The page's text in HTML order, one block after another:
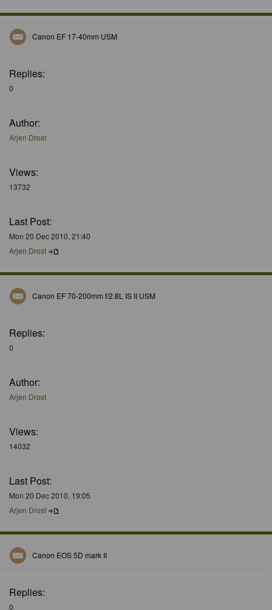
Canon EF 17-40mm USM
Replies:
0
Author:
Arjen Drost
Views:
13732
Last Post:
Mon 20 Dec 2010, 21:40
Arjen Drost
Canon EF 70-200mm f/2.8L IS II USM
Replies:
0
Author:
Arjen Drost
Views:
14032
Last Post:
Mon 20 Dec 2010, 19:05
Arjen Drost
Canon EOS 5D mark II
Replies:
0